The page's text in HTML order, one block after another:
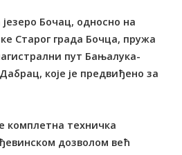
Бочац, односно на
Старог града Бочца, пружа
пут Бањалука-
које је предвиђено за
комплетна техничка
дозволом већ